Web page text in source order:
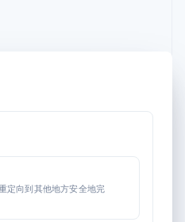
定向到其他地方安全地完